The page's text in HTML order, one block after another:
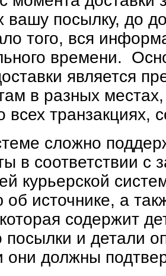
вашу посылку, до
того, вся
времени.
является
в разных
всех транзакциях,
сложно
в соответствии
курьерской
источнике, а
содержит
посылки и детали
они должны